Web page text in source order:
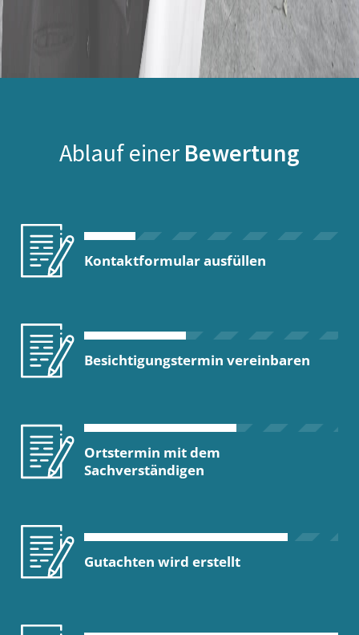
Ablauf einer Bewertung
Kontaktformular ausfüllen
Besichtigungstermin vereinbaren
Ortstermin mit dem
Sachverständigen
Gutachten wird erstellt